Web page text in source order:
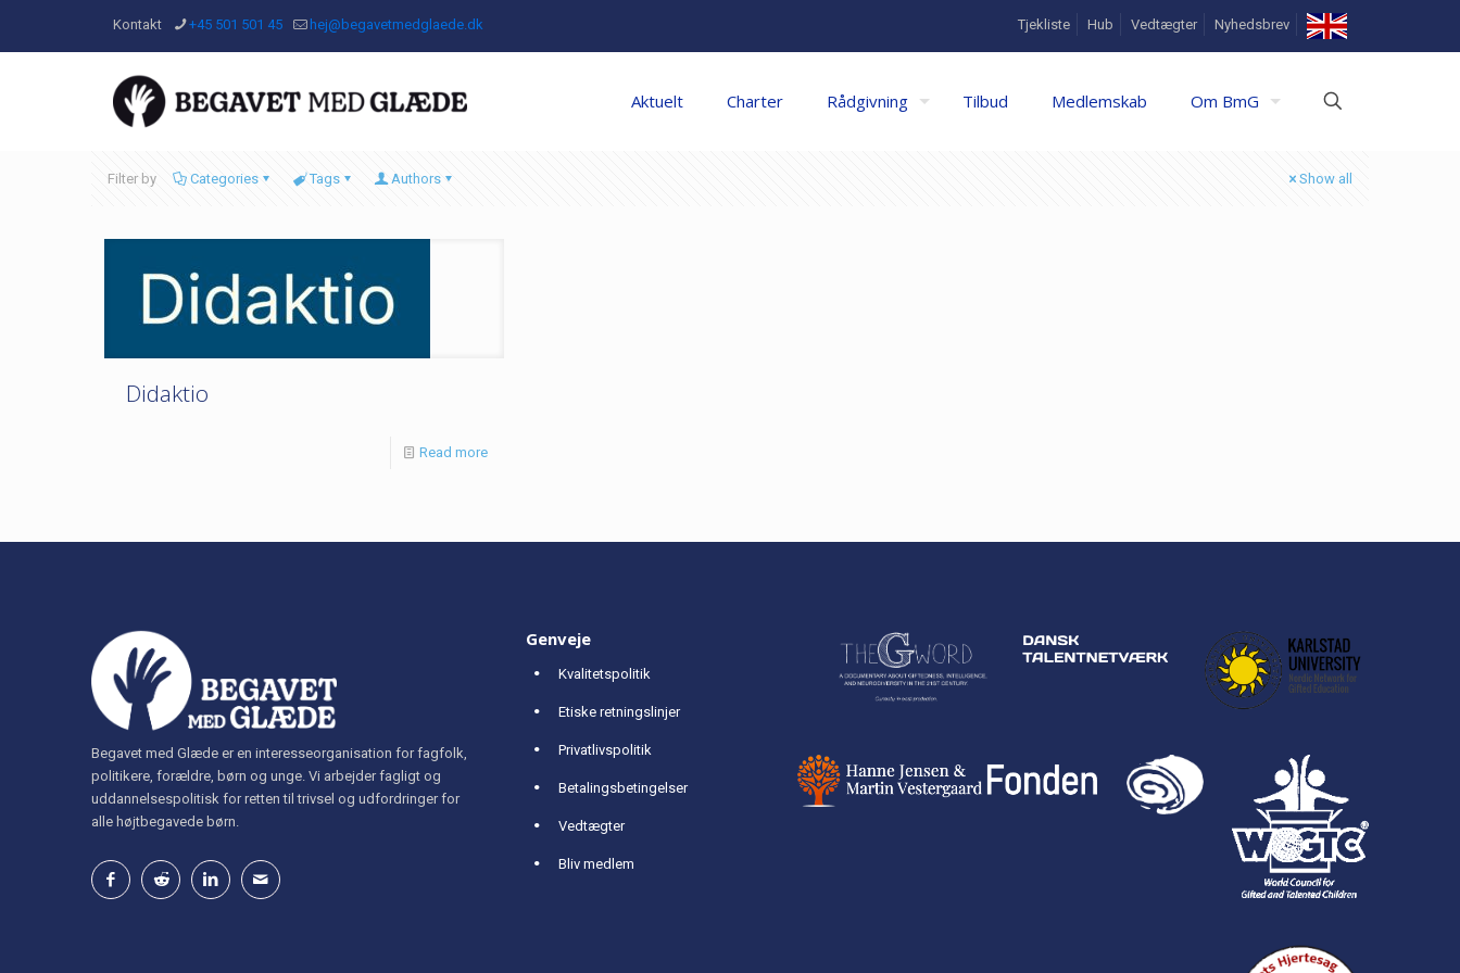
Kontakt +45 501 501 45 hej@begavetmedglaede.dk Tjekliste Hub Vedtægter Nyhedsbrev
In
Aktuelt Charter Rådgivning Tilbud Medlemskab Om BmG
Filter by Categories Tags Authors Show all
Didaktio
Read more
Begavet med Glæde er en interesseorganisation for fagfolk,
politikere, forældre, børn og unge. Vi arbejder fagligt og
uddannelsespolitisk for retten til trivsel og udfordringer for
alle højtbegavede børn.
Genveje
Kvalitetspolitik
Etiske retningslinjer
Privatlivspolitik
Betalingsbetingelser
Vedtægter
Bliv medlem